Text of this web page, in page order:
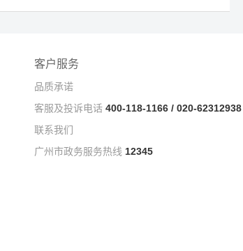
客户服务
品质承诺
客服及投诉电话 400-118-1166 / 020-62312938
联系我们
广州市政务服务热线 12345